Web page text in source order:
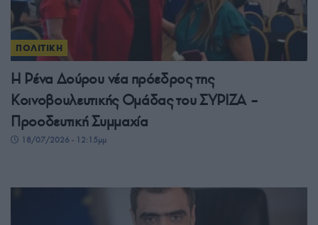
ΠΟΛΙΤΙΚΗ
Η Ρένα Δούρου νέα πρόεδρος της
Κοινοβουλευτικής Ομάδας του ΣΥΡΙΖΑ –
Προοδευτική Συμμαχία
18/07/2026 - 12:15μμ